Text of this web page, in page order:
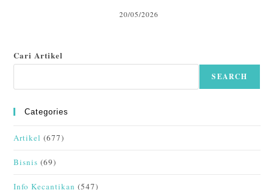
20/05/2026
Cari Artikel
SEARCH
Categories
Artikel (677)
Bisnis (69)
Info Kecantikan (547)